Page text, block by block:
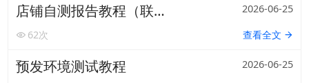
各平台常用功能案例介绍 活动手册
阿奇索账号中心产品手册
店铺自测报告教程（联调教程）
2026-06-25
62次 查看全文
预发环境测试教程
2026-06-25